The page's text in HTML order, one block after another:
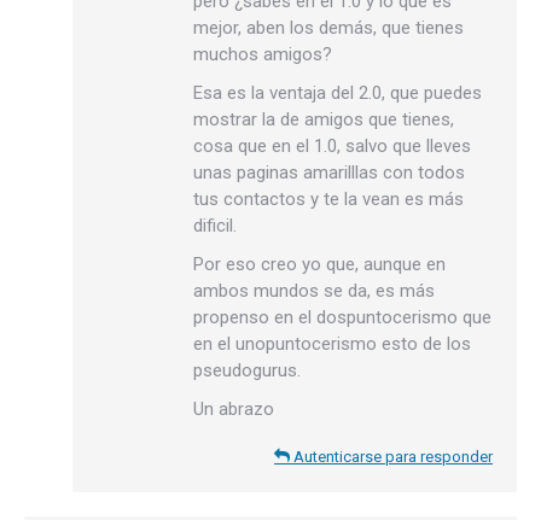
mejor, aben los demás, que tienes
muchos amigos?
Esa es la ventaja del 2.0, que puedes
mostrar la de amigos que tienes,
cosa que en el 1.0, salvo que lleves
unas paginas amarilllas con todos
tus contactos y te la vean es más
dificil.
Por eso creo yo que, aunque en
ambos mundos se da, es más
propenso en el dospuntocerismo que
en el unopuntocerismo esto de los
pseudogurus.
Un abrazo
Autenticarse para responder